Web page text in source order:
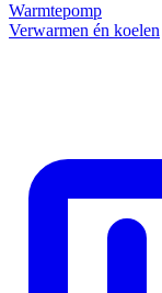
Warmtepomp
Verwarmen én koelen